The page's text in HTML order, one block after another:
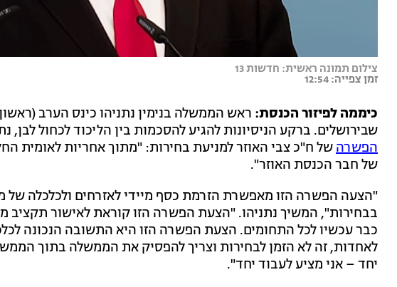
צילום תמונה ראשית: חדשות 13
זמן צפייה: 12:54
כיממה לפיזור הכנסת: ראש הממשלה בנימין נתניהו כינס הערב
שבירושלים. ברקע הניסיונות להגיע להסכמות בין הליכוד לכחול לבן,
הפשרהשל ח"כ צבי האוזר למניעת בחירות: "מתוך אחריות
של חבר הכנסת האוזר".
"הצעה הפשרה הזו מאפשרת הזרמת כסף מיידי לאזרחים ולכלכלה של
בבחירות", המשיך נתניהו. "הצעת הפשרה הזו קוראת לאישור תקציב
כבר עכשיו לכל התחומים. הצעת הפשרה הזו היא התשובה הנכונה
לאחדות, זה לא הזמן לבחירות וצריך להפסיק את הממשלה בתוך
יחד – אני מציע לעבוד יחד".